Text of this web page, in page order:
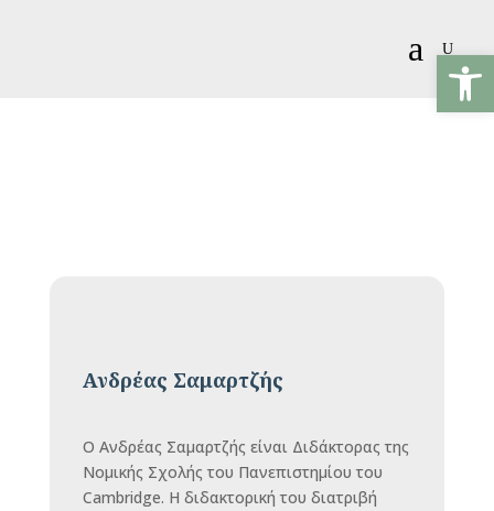
a U
Ανδρέας Σαμαρτζής
Ο Ανδρέας Σαμαρτζής είναι Διδάκτορας της
Νομικής Σχολής του Πανεπιστημίου του
Cambridge. Η διδακτορική του διατριβή